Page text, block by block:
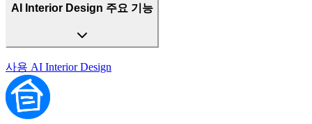
AI Interior Design 주요 기능
사용 AI Interior Design